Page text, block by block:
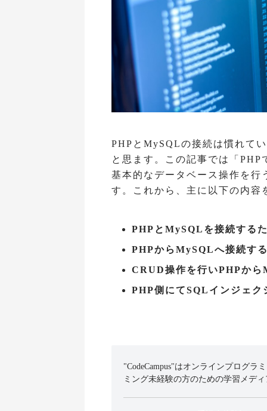
PHPとMySQLの接続は慣れて
と思ます。この記事では「
基本的なデータベース操作を行
す。これから、主に以下の内容
PHPとMySQLを接続する
PHPからMySQLへ接続す
CRUD操作を行いPHPか
PHP側にてSQLインジェク
"CodeCampus"はオンラインプログラ
ミング未経験の方のための学習メデ